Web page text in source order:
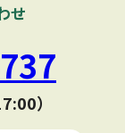
せ
）